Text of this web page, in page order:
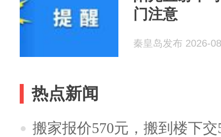
门注意
秦皇岛发布 2026-
热点新闻
搬家报价570元，搬到楼下